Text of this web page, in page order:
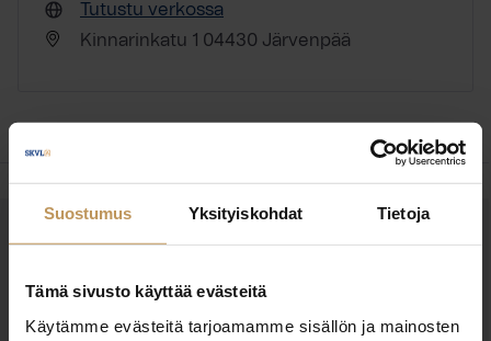
Suostumus Yksityiskohdat Tietoja
Tämä sivusto käyttää evästeitä
Käytämme evästeitä tarjoamamme sisällön ja mainosten
Tutustu verkossa
Kinnarinkatu 1 04430 Järvenpää
OTA YHTEYTTÄ
Miten voin auttaa
asuntoasioissa?